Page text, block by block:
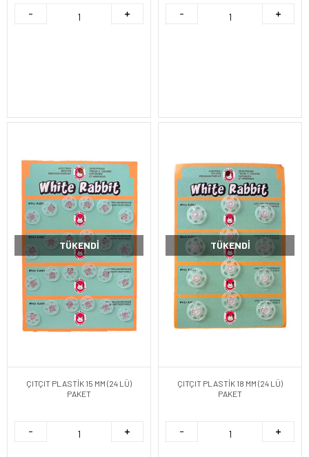
TÜKENDI
ÇITÇIT PLASTİK 15 MM (24 LÜ)
PAKET
TÜKENDI
ÇITÇIT PLASTİK 18 MM (24 LÜ)
PAKET